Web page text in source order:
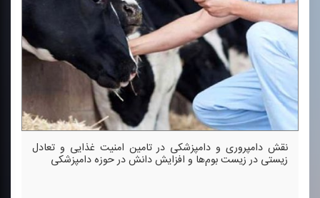
نقش دامپروری و دامپزشكی در تامین امنیت غذایی و تعادل
زیستی در زیست بوم‌ها و افزایش دانش در حوزه دامپزشكی